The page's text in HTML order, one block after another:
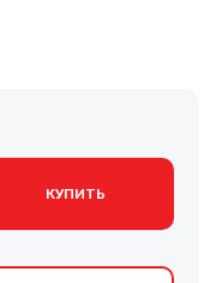
КУПИТЬ